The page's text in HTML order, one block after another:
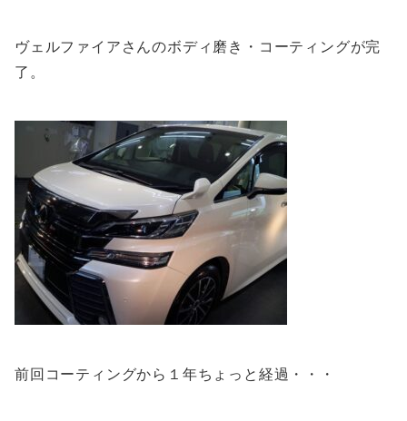
ヴェルファイアさんのボディ磨き・コーティングが完
了。
前回コーティングから１年ちょっと経過・・・